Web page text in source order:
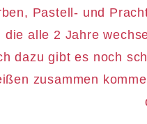
Pastell- und
die alle 2 Jahre
dazu gibt es noch
zusammen